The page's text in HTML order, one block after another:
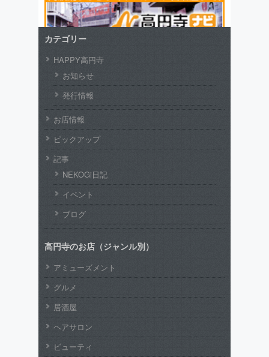
カテゴリー
HAPPY高円寺
お知らせ
発行情報
お店情報
ピックアップ
記事
NEKOGi日記
イベント
ブログ
高円寺のお店（ジャンル別）
アミューズメント
グルメ
居酒屋
ヘアサロン
ビューティ